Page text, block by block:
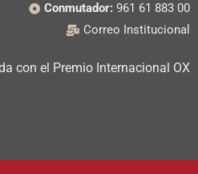
Conmutador: 961 61 883 00
Correo Institucional
con el Premio Internacional OX